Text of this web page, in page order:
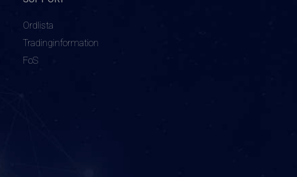
Ordlista
Tradinginformation
FoS